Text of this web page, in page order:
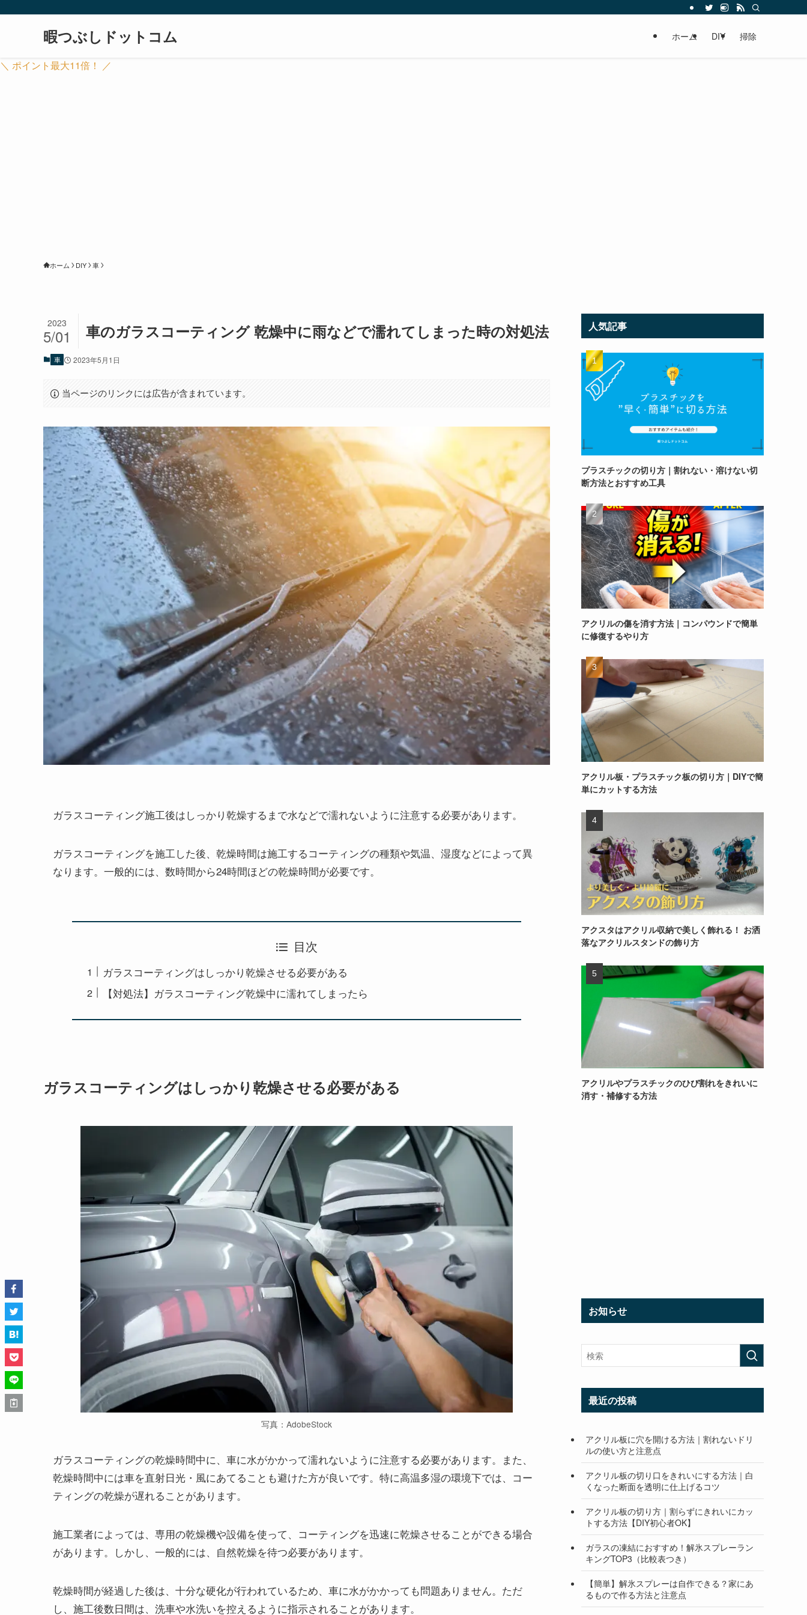
暇つぶしドットコム ホーム DIY 掃除
＼ ポイント最大11倍！ ／
ホーム DIY 車
車のガラスコーティング 乾燥中に雨などで濡れてしまった時の対処法
2023
5/01
車 2023年5月1日
当ページのリンクには広告が含まれています。
ガラスコーティング施工後はしっかり乾燥するまで水などで濡れないように注意する必要があります。
ガラスコーティングを施工した後、乾燥時間は施工するコーティングの種類や気温、湿度などによって異
なります。一般的には、数時間から24時間ほどの乾燥時間が必要です。
目次
ガラスコーティングはしっかり乾燥させる必要がある
【対処法】ガラスコーティング乾燥中に濡れてしまったら
ガラスコーティングはしっかり乾燥させる必要がある
写真：AdobeStock
ガラスコーティングの乾燥時間中に、車に水がかかって濡れないように注意する必要があります。また、
乾燥時間中には車を直射日光・風にあてることも避けた方が良いです。特に高温多湿の環境下では、コー
ティングの乾燥が遅れることがあります。
施工業者によっては、専用の乾燥機や設備を使って、コーティングを迅速に乾燥させることができる場合
があります。しかし、一般的には、自然乾燥を待つ必要があります。
乾燥時間が経過した後は、十分な硬化が行われているため、車に水がかかっても問題ありません。ただ
し、施工後数日間は、洗車や水洗いを控えるように指示されることがあります。
人気記事
プラスチックの切り方｜割れない・溶けない切
断方法とおすすめ工具
アクリルの傷を消す方法｜コンパウンドで簡単
に修復するやり方
アクリル板・プラスチック板の切り方｜DIYで簡
単にカットする方法
アクスタはアクリル収納で美しく飾れる！ お洒
落なアクリルスタンドの飾り方
アクリルやプラスチックのひび割れをきれいに
消す・補修する方法
お知らせ
最近の投稿
アクリル板に穴を開ける方法｜割れないドリ
ルの使い方と注意点
アクリル板の切り口をきれいにする方法｜白
くなった断面を透明に仕上げるコツ
アクリル板の切り方｜割らずにきれいにカッ
トする方法【DIY初心者OK】
ガラスの凍結におすすめ！解氷スプレーラン
キングTOP3（比較表つき）
【簡単】解氷スプレーは自作できる？家にあ
るもので作る方法と注意点